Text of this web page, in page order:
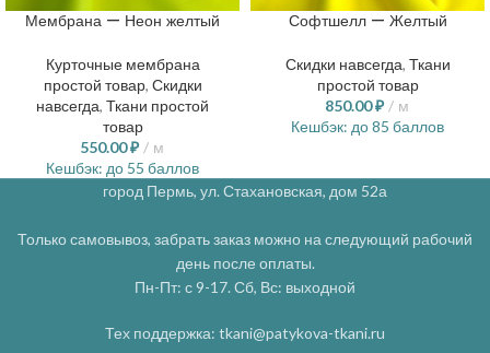
Мембрана — Неон желтый
Курточные мембрана
простой товар, Скидки
навсегда, Ткани простой
товар
550.00₽
м
Кешбэк: до 55 баллов
Софтшелл — Желтый
Скидки навсегда, Ткани
простой товар
850.00₽
м
Кешбэк: до 85 баллов
город Пермь, ул. Стахановская, дом 52а
Только самовывоз, забрать заказ можно на следующий рабочий
день после оплаты.
Пн-Пт: с 9-17. Сб, Вс: выходной
Тех поддержка: tkani@patykova-tkani.ru